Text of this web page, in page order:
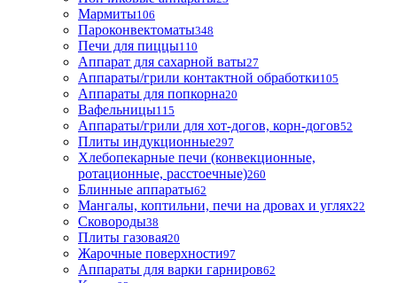
Мармиты106
Пароконвектоматы348
Печи для пиццы110
Аппарат для сахарной ваты27
Аппараты/грили контактной обработки105
Аппараты для попкорна20
Вафельницы115
Аппараты/грили для хот-догов, корн-догов52
Плиты индукционные297
Хлебопекарные печи (конвекционные,
ротационные, расстоечные)260
Блинные аппараты62
Мангалы, коптильни, печи на дровах и углях22
Сковороды38
Плиты газовая20
Жарочные поверхности97
Аппараты для варки гарниров62